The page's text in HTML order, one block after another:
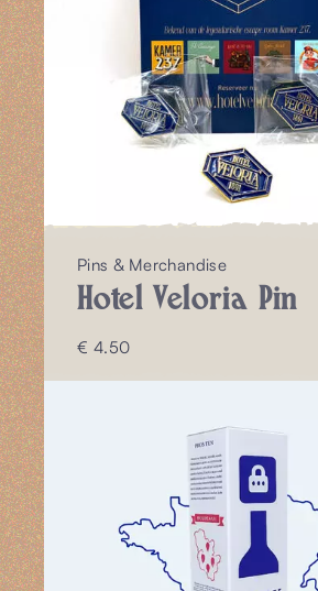
Pins & Merchandise
Hotel Veloria Pin
€ 4.50